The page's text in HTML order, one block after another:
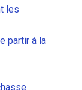
les
partir à la